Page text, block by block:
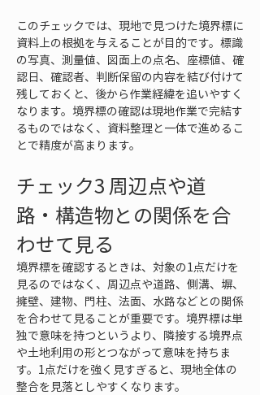
このチェックでは、現地で見つけた境界標に
資料上の根拠を与えることが目的です。標識
の写真、測量値、図面上の点名、座標値、確
認日、確認者、判断保留の内容を結び付けて
残しておくと、後から作業経緯を追いやすく
なります。境界標の確認は現地作業で完結す
るものではなく、資料整理と一体で進めるこ
とで精度が高まります。
チェック3 周辺点や道
路・構造物との関係を合
わせて見る
境界標を確認するときは、対象の1点だけを
見るのではなく、周辺点や道路、側溝、塀、
擁壁、建物、門柱、法面、水路などとの関係
を合わせて見ることが重要です。境界標は単
独で意味を持つというより、隣接する境界点
や土地利用の形とつながって意味を持ちま
す。1点だけを強く見すぎると、現地全体の
整合を見落としやすくなります。